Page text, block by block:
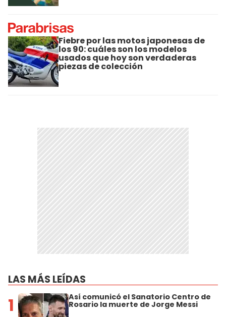
Fiebre por las motos japonesas de
los 90: cuáles son los modelos
usados que hoy son verdaderas
piezas de colección
LAS MÁS LEÍDAS
1 Así comunicó el Sanatorio Centro de
Rosario la muerte de Jorge Messi